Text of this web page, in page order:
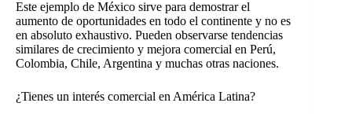
Este ejemplo de México sirve para demostrar el
aumento de oportunidades en todo el continente y no es
en absoluto exhaustivo. Pueden observarse tendencias
similares de crecimiento y mejora comercial en Perú,
Colombia, Chile, Argentina y muchas otras naciones.
¿Tienes un interés comercial en América Latina?